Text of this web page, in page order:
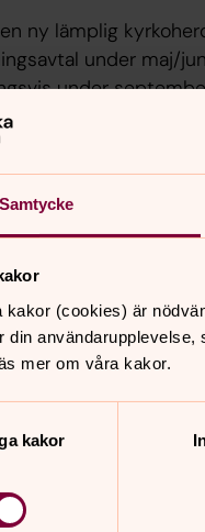
Samtycke
kakor (cookies) är
din
mer om våra kakor.
kakor
ny lämplig
under maj/
under
innehåll?